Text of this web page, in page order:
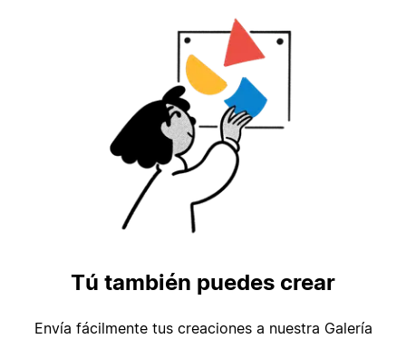
Tú también puedes crear
Envía fácilmente tus creaciones a nuestra Galería